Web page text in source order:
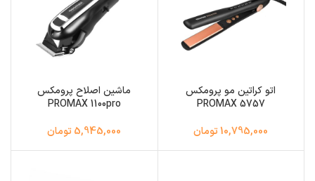
اتو کراتین مو پرومکس
PROMAX 5757
10,795,000 تومان
ماشین اصلاح پرومکس
PROMAX 1100pro
5,945,000 تومان